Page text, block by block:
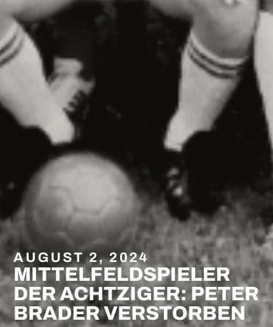
AUGUST 2, 2024
MITTELFELDSPIELER
DER ACHTZIGER: PETER
BRADER VERSTORBEN